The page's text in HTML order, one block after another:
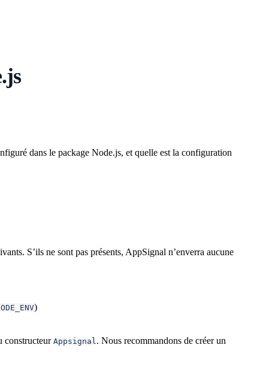
dans le package Node.js, et quelle est la configuration
S’ils ne sont pas présents, AppSignal n’enverra aucune
)
constructeur Appsignal . Nous recommandons de créer un